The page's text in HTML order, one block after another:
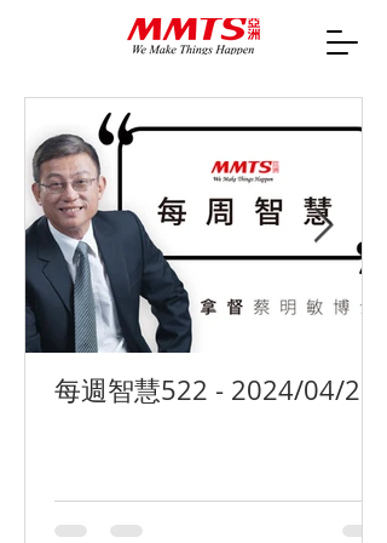
每週智慧522 - 2024/04/29